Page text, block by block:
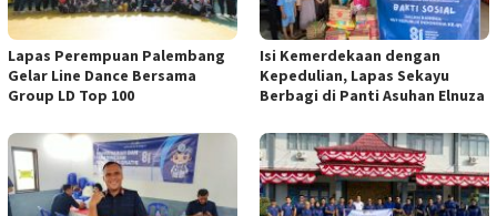
Lapas Perempuan Palembang
Gelar Line Dance Bersama
Group LD Top 100
Isi Kemerdekaan dengan
Kepedulian, Lapas Sekayu
Berbagi di Panti Asuhan Elnuza